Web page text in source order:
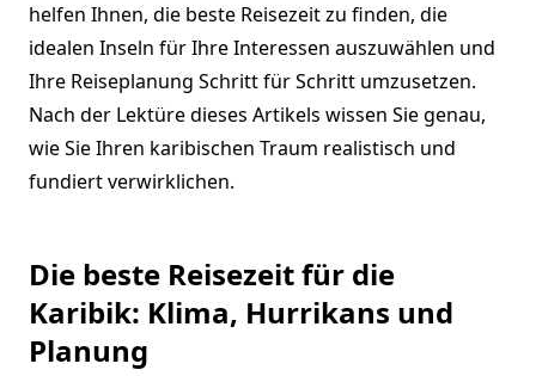
helfen Ihnen, die beste Reisezeit zu finden, die
idealen Inseln für Ihre Interessen auszuwählen und
Ihre Reiseplanung Schritt für Schritt umzusetzen.
Nach der Lektüre dieses Artikels wissen Sie genau,
wie Sie Ihren karibischen Traum realistisch und
fundiert verwirklichen.
Die beste Reisezeit für die
Karibik: Klima, Hurrikans und
Planung